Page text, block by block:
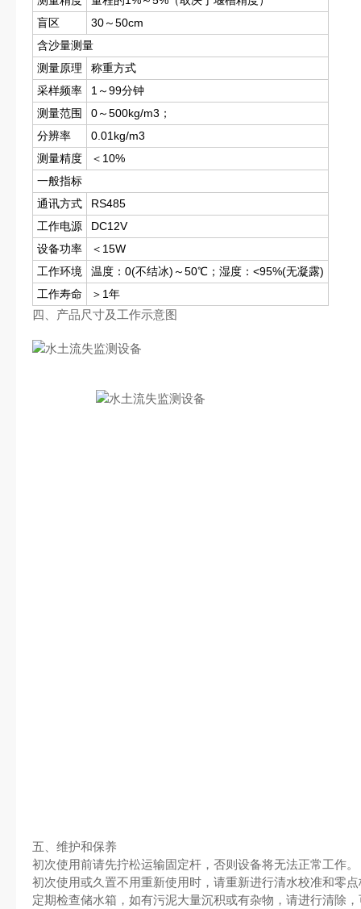
盲区
30～50cm
含沙量测量
测量原理
称重方式
采样频率
1～99分钟
测量范围
0～500kg/m3；
分辨率
0.01kg/m3
测量精度
＜10%
一般指标
通讯方式
RS485
工作电源
DC12V
设备功率
＜15W
工作环境
温度：0(不结冰)～50℃；湿度：<95%(无凝露)
工作寿命
＞1年
四、产品尺寸及工作示意图
五、维护和保养
初次使用前请先拧松运输固定杆，否则设备将无法正常工作。
初次使用或久置不用重新使用时，请重新进行清水校准和零
定期检查储水箱，如有污泥大量沉积或有杂物，请进行清除